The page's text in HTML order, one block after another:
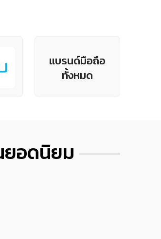
แบรนด์มือถือ
ทั้งหมด
ยอดนิยม